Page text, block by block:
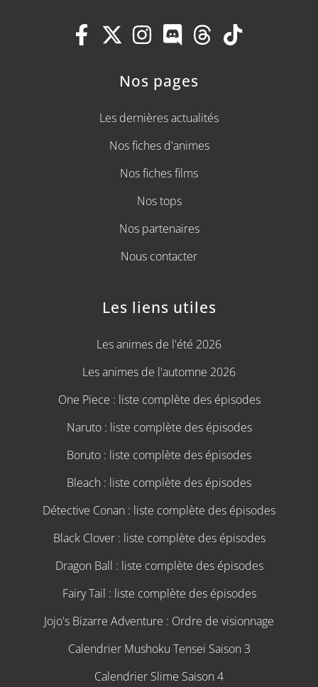
Nos pages
Les dernières actualités
Nos fiches d'animes
Nos fiches films
Nos tops
Nos partenaires
Nous contacter
Les liens utiles
Les animes de l'été 2026
Les animes de l'automne 2026
One Piece : liste complète des épisodes
Naruto : liste complète des épisodes
Boruto : liste complète des épisodes
Bleach : liste complète des épisodes
Détective Conan : liste complète des épisodes
Black Clover : liste complète des épisodes
Dragon Ball : liste complète des épisodes
Fairy Tail : liste complète des épisodes
Jojo's Bizarre Adventure : Ordre de visionnage
Calendrier Mushoku Tensei Saison 3
Calendrier Slime Saison 4